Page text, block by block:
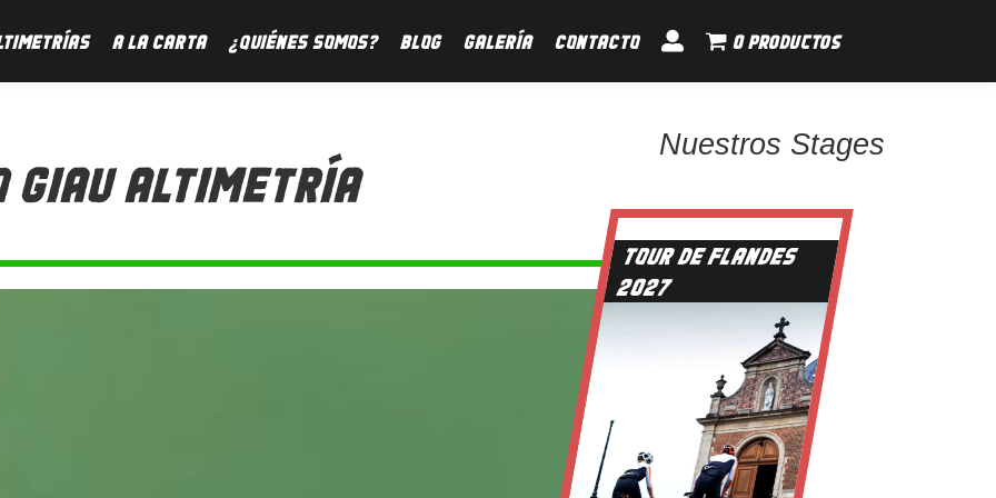
A LA CARTA ¿QUIÉNES SOMOS? BLOG GALERÍA CONTACTO 0 productos
GIAU ALTIMETRÍA
Nuestros Stages
TOUR DE FLANDES
2027